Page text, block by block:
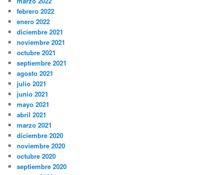
febrero 2022
enero 2022
diciembre 2021
noviembre 2021
octubre 2021
septiembre 2021
agosto 2021
julio 2021
junio 2021
mayo 2021
abril 2021
marzo 2021
diciembre 2020
noviembre 2020
octubre 2020
septiembre 2020